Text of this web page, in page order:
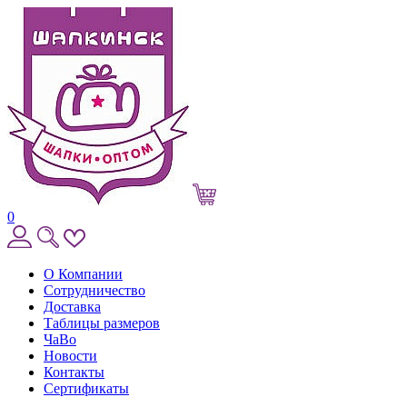
0
О Компании
Сотрудничество
Доставка
Таблицы размеров
ЧаВо
Новости
Контакты
Сертификаты